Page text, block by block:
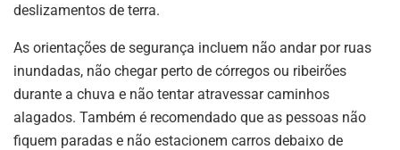
deslizamentos de terra.
As orientações de segurança incluem não andar por ruas
inundadas, não chegar perto de córregos ou ribeirões
durante a chuva e não tentar atravessar caminhos
alagados. Também é recomendado que as pessoas não
fiquem paradas e não estacionem carros debaixo de